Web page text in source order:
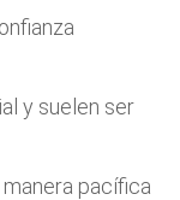
y suelen ser
pacífica